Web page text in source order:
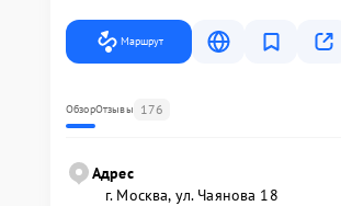
Маршрут
ОбзорОтзывы 176
Адрес
г. Москва, ул. Чаянова 18